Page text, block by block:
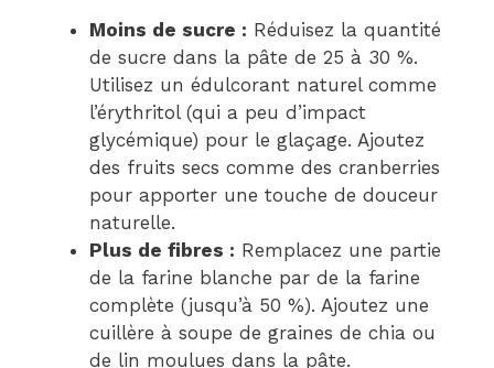
Moins de sucre : Réduisez la quantité
de sucre dans la pâte de 25 à 30 %.
Utilisez un édulcorant naturel comme
l’érythritol (qui a peu d’impact
glycémique) pour le glaçage. Ajoutez
des fruits secs comme des cranberries
pour apporter une touche de douceur
naturelle.
Plus de fibres : Remplacez une partie
de la farine blanche par de la farine
complète (jusqu’à 50 %). Ajoutez une
cuillère à soupe de graines de chia ou
de lin moulues dans la pâte.